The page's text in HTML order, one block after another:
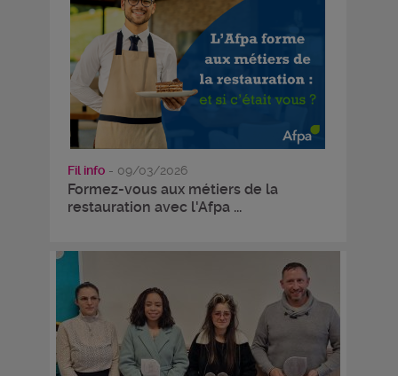
Fil info - 09/03/2026
Formez-vous aux métiers de la
restauration avec l'Afpa ...